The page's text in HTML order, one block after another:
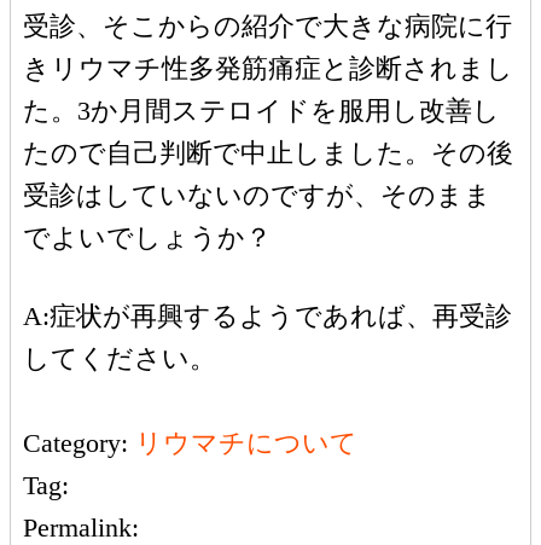
受診、そこからの紹介で大きな病院に行
きリウマチ性多発筋痛症と診断されまし
た。3か月間ステロイドを服用し改善し
たので自己判断で中止しました。その後
受診はしていないのですが、そのまま
でよいでしょうか？
A:症状が再興するようであれば、再受診
してください。
Category: リウマチについて
Tag:
Permalink: